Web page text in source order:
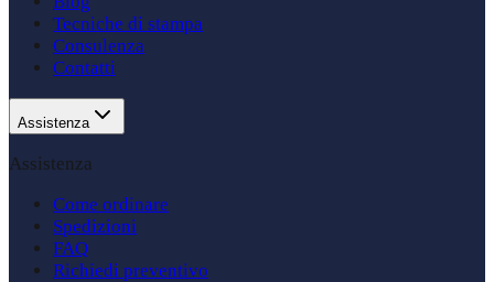
Tecniche di stampa
Consulenza
Contatti
Assistenza
Assistenza
Come ordinare
Spedizioni
FAQ
Richiedi preventivo